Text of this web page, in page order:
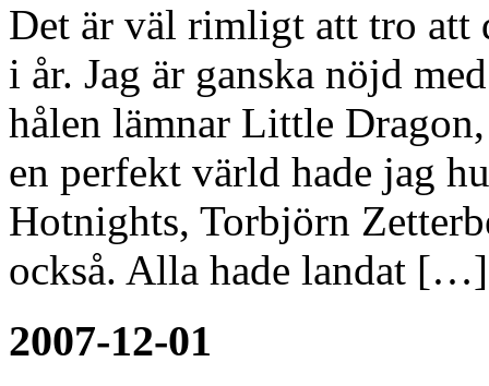
Det är väl rimligt att tro att
i år. Jag är ganska nöjd
hålen lämnar Little
en perfekt värld hade jag
Hotnights, Torbjörn
också. Alla hade landat
2007-12-01